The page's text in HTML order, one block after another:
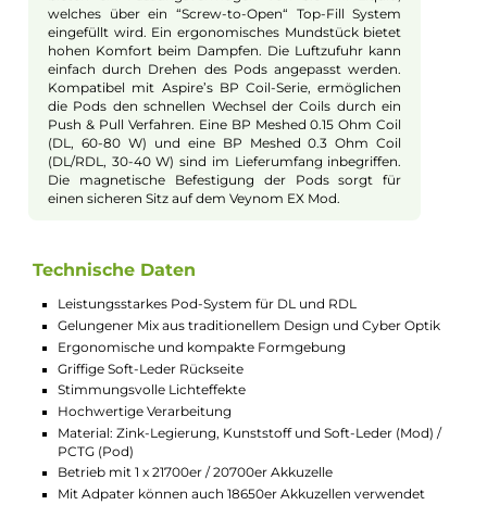
aus traditionellem und modernem Design. Erhältlich
in 8 schillernden Farbvarianten besticht das Kit durch
seine kompakte Bauweise (138.5 x 35.5 x 29.0 mm)
und die ergonomische Form. Eine griffige Soft-Leder
Applikation auf der Rückseite sorgt für ein
angenehmes Handgefühl. Das brillante 0.96 Zoll TFT-
Farbdisplay zeigt alle relevanten Informationen
übersichtlich an und verfügt über eine manuelle
Helligkeitsregulierung. Ein stylischer, beleuchteter
und ergonomisch geformter Feuerbutton rundet das
Leistungsmerkmale und Funktionen
Im Inneren des Veynom EX findet dank der
magnetischen Akkufachabdeckung eine 21700er,
20700er oder 18650er Akkuzelle Platz (nicht im
Lieferumfang). Über den USB Typ-C Anschluss lässt
sich der Akku mit bis zu 2A wieder aufladen. Das Gerät
bietet eine beeindruckende Ausgangsleistung von bis
zu 100 Watt. Der moderne ASP Chipsatz sorgt für eine
zuverlässige Performance und bietet eine Fülle an
Dampfmodi, von klassischen Einstellungen wie VW,